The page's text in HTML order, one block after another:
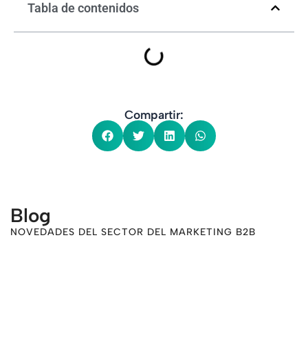
Tabla de contenidos
Compartir:
Blog
NOVEDADES DEL SECTOR DEL MARKETING B2B